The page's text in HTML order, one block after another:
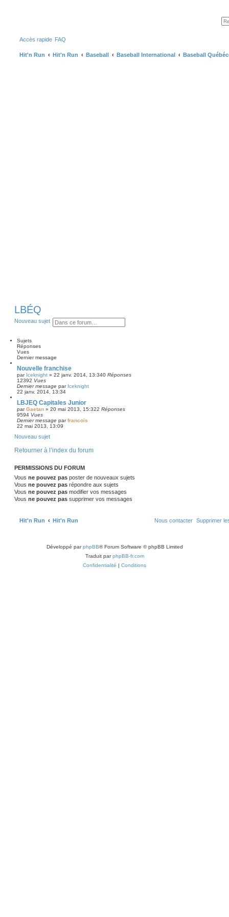
Accès rapide FAQ
Hit'n Run Hit'n Run Baseball Baseball International Baseball
LBÉQ
Nouveau sujet R
e
c
e
r
R
e
c
e
a
a
n
c
é
e
Sujets
Réponses
Vues
Dernier message
Nouvelle franchise
par Iceknight » 22 janv. 2014, 13:340 Réponses
12392 Vues
Dernier message par Iceknight
22 janv. 2014, 13:34
LBJEQ Capitales Junior
parGaetan » 20 mai 2013, 15:322 Réponses
9594 Vues
Dernier message parfrancois
22 mai 2013, 13:09
Nouveau sujet
Retourner à l’index du forum
PERMISSIONS DU FORUM
Vous ne pouvez pas poster de nouveaux sujets
Vous ne pouvez pas répondre aux sujets
Vous ne pouvez pas modifier vos messages
Vous ne pouvez pas supprimer vos messages
Hit'n Run Hit'n Run Supprimer
Nous contacter
Développé parphpBB® Forum Software © phpBB Limited
Traduit parphpBB-fr.com
Confidentialité | Conditions